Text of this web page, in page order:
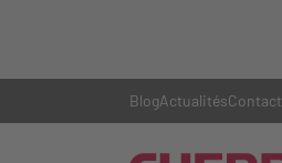
BlogActualitésContact